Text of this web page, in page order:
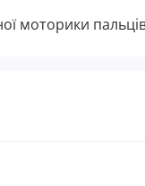
моторики